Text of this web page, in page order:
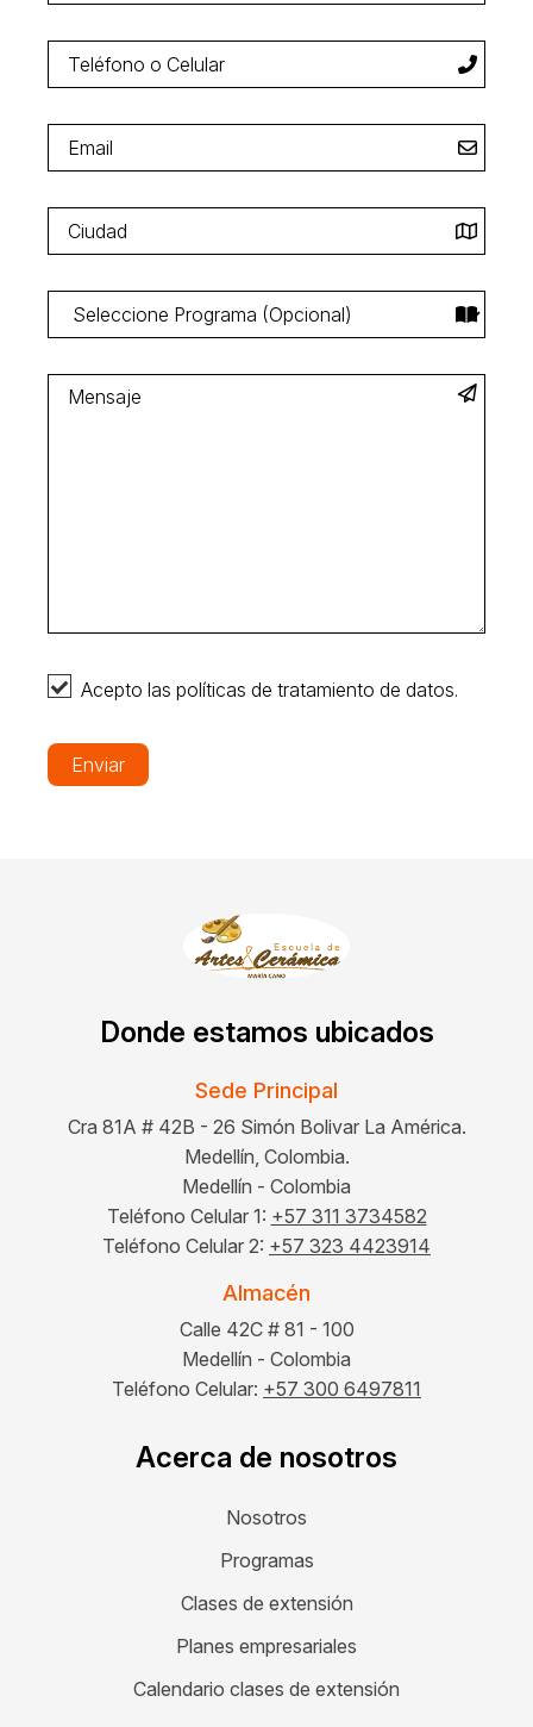
Acepto las políticas de tratamiento de datos.
Enviar
Donde estamos ubicados
Sede Principal
Cra 81A # 42B - 26 Simón Bolivar La América.
Medellín, Colombia.
Medellín - Colombia
Teléfono Celular 1: +57 311 3734582
Teléfono Celular 2: +57 323 4423914
Almacén
Calle 42C # 81 - 100
Medellín - Colombia
Teléfono Celular: +57 300 6497811
Acerca de nosotros
Nosotros
Programas
Clases de extensión
Planes empresariales
Calendario clases de extensión